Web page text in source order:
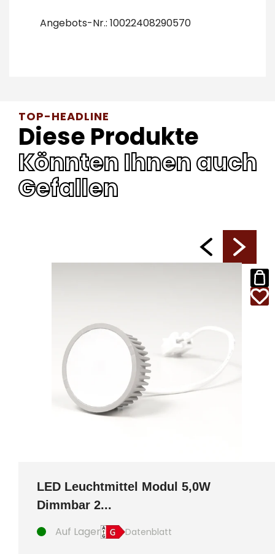
Angebots-Nr.: 10022408290570
TOP-HEADLINE
Diese Produkte
Könnten Ihnen auch
Gefallen
LED Leuchtmittel Modul 5,0W
Dimmbar 2...
Auf Lager Datenblatt